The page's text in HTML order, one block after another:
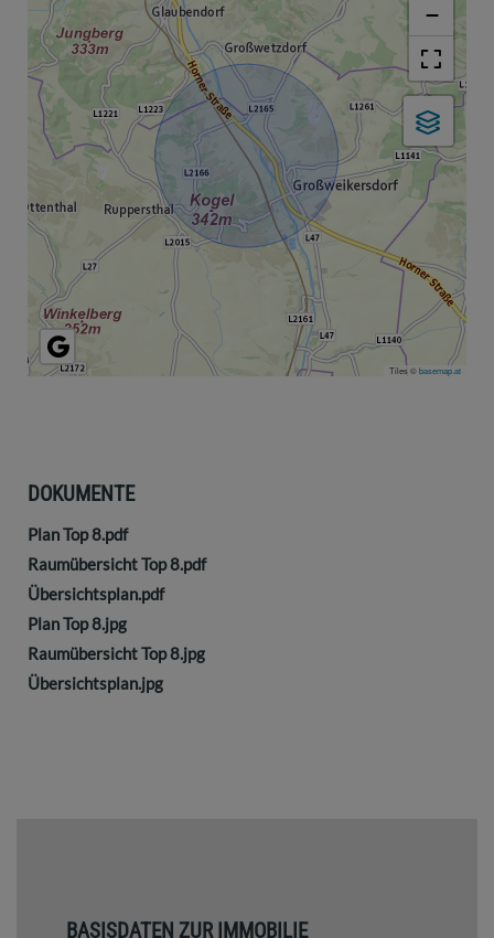
−
Tiles ©basemap.at
DOKUMENTE
Plan Top 8.pdf
Raumübersicht Top 8.pdf
Übersichtsplan.pdf
Plan Top 8.jpg
Raumübersicht Top 8.jpg
Übersichtsplan.jpg
BASISDATEN ZUR IMMOBILIE